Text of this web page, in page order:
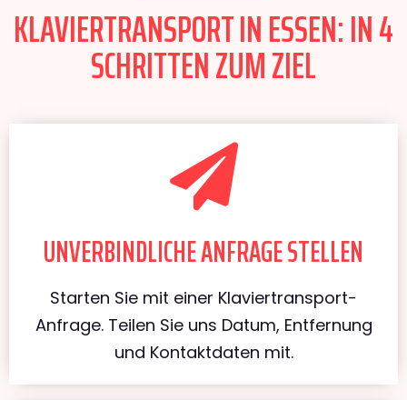
KLAVIERTRANSPORT IN ESSEN: IN 4
SCHRITTEN ZUM ZIEL
UNVERBINDLICHE ANFRAGE STELLEN
Starten Sie mit einer Klaviertransport-
Anfrage. Teilen Sie uns Datum, Entfernung
und Kontaktdaten mit.